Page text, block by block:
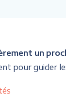
un
pour guider